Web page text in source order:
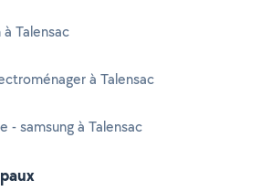
Talensac
à Talensac
- samsung à Talensac